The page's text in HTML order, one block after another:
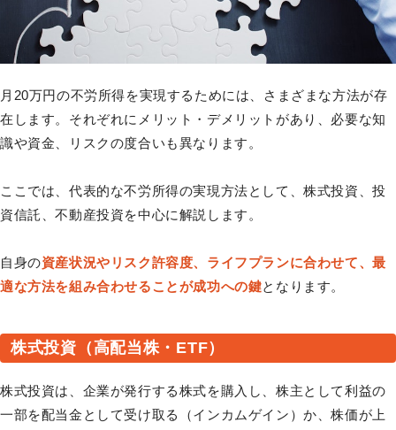
月20万円の不労所得を実現するためには、さまざまな方法が存
在します。それぞれにメリット・デメリットがあり、必要な知
識や資金、リスクの度合いも異なります。
ここでは、代表的な不労所得の実現方法として、株式投資、投
資信託、不動産投資を中心に解説します。
自身の資産状況やリスク許容度、ライフプランに合わせて、最
適な方法を組み合わせることが成功への鍵となります。
株式投資（高配当株・ETF）
株式投資は、企業が発行する株式を購入し、株主として利益の
一部を配当金として受け取る（インカムゲイン）か、株価が上